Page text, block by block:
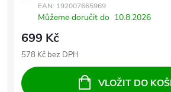
EAN: 192007665969
Můžeme doručit do 10.8.2026
699 Kč
578 Kč bez DPH
VLOŽIT DO